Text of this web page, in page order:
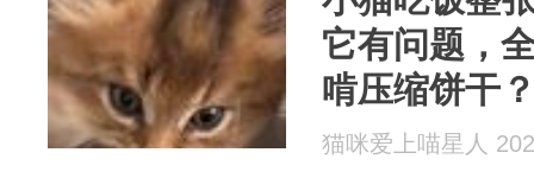
它有问题，
啃压缩饼干
猫咪爱上喵星人